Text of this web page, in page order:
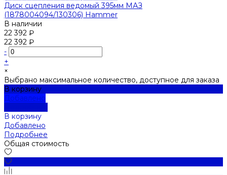
Диск сцепления ведомый 395мм МАЗ
(1878004094/130306) Hammer
В наличии
22 392 ₽
22 392 ₽
-
+
×
Выбрано максимальное количество, доступное для заказа
В корзину
Добавлено
В корзину
Добавлено
Подробнее
Общая стоимость